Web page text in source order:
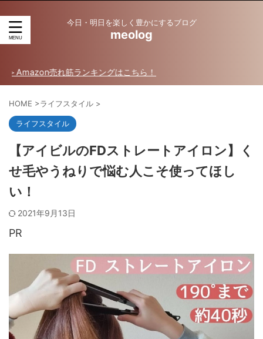
今日・明日を楽しく豊かにするブログ
meolog
れ筋ランキングはこちら！
HOME >ライフスタイル >
ライフスタイル
【アイビルのFDストレートアイロン】く
せ毛やうねりで悩む人こそ使ってほし
い！
2021年9月13日
PR